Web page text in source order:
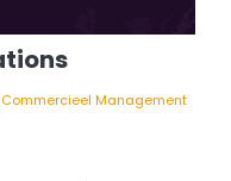
Management